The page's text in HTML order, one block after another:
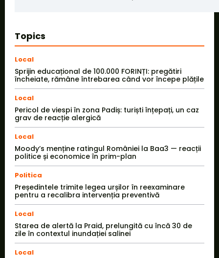
Topics
Local
Sprijin educațional de 100.000 FORINȚI: pregătiri
încheiate, rămâne întrebarea când vor începe plățile
Local
Pericol de viespi în zona Padiș: turiști înțepați, un caz
grav de reacție alergică
Local
Moody’s menține ratingul României la Baa3 — reacții
politice și economice în prim-plan
Politica
Președintele trimite legea urșilor în reexaminare
pentru a recalibra intervenția preventivă
Local
Starea de alertă la Praid, prelungită cu încă 30 de
zile în contextul inundației salinei
Local